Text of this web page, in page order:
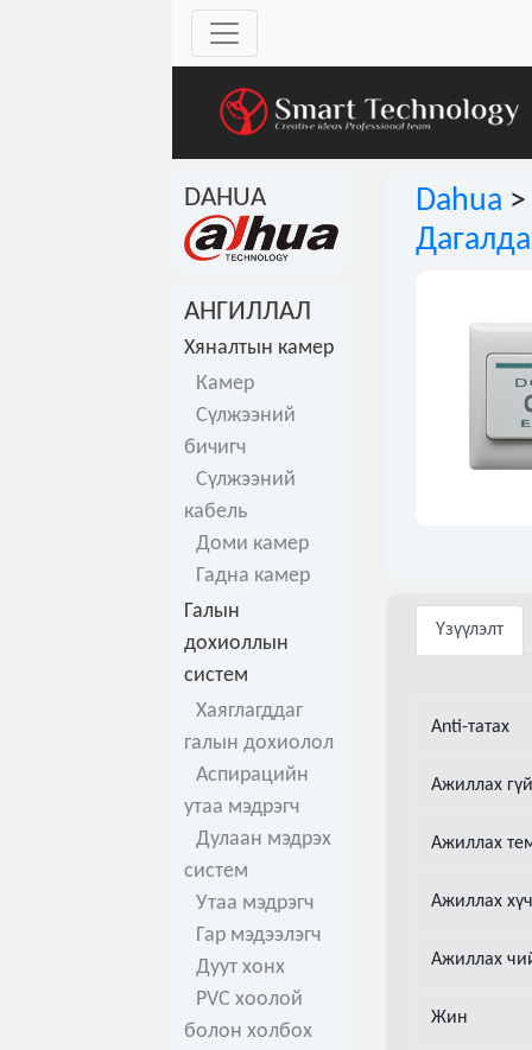
DAHUA
АНГИЛЛАЛ
Хяналтын камер
Камер
Сүлжээний
бичигч
Сүлжээний
кабель
Доми камер
Гадна камер
Галын
дохиоллын
систем
Хаяглагддаг
галын дохиолол
Аспирацийн
утаа мэдрэгч
Дулаан мэдрэх
систем
Утаа мэдрэгч
Гар мэдээлэгч
Дуут хонх
PVC хоолой
болон холбох
Dahua >
Үзүүлэлт
Anti-татах
Ажиллах
Ажиллах
Ажиллах
Ажиллах
Жин